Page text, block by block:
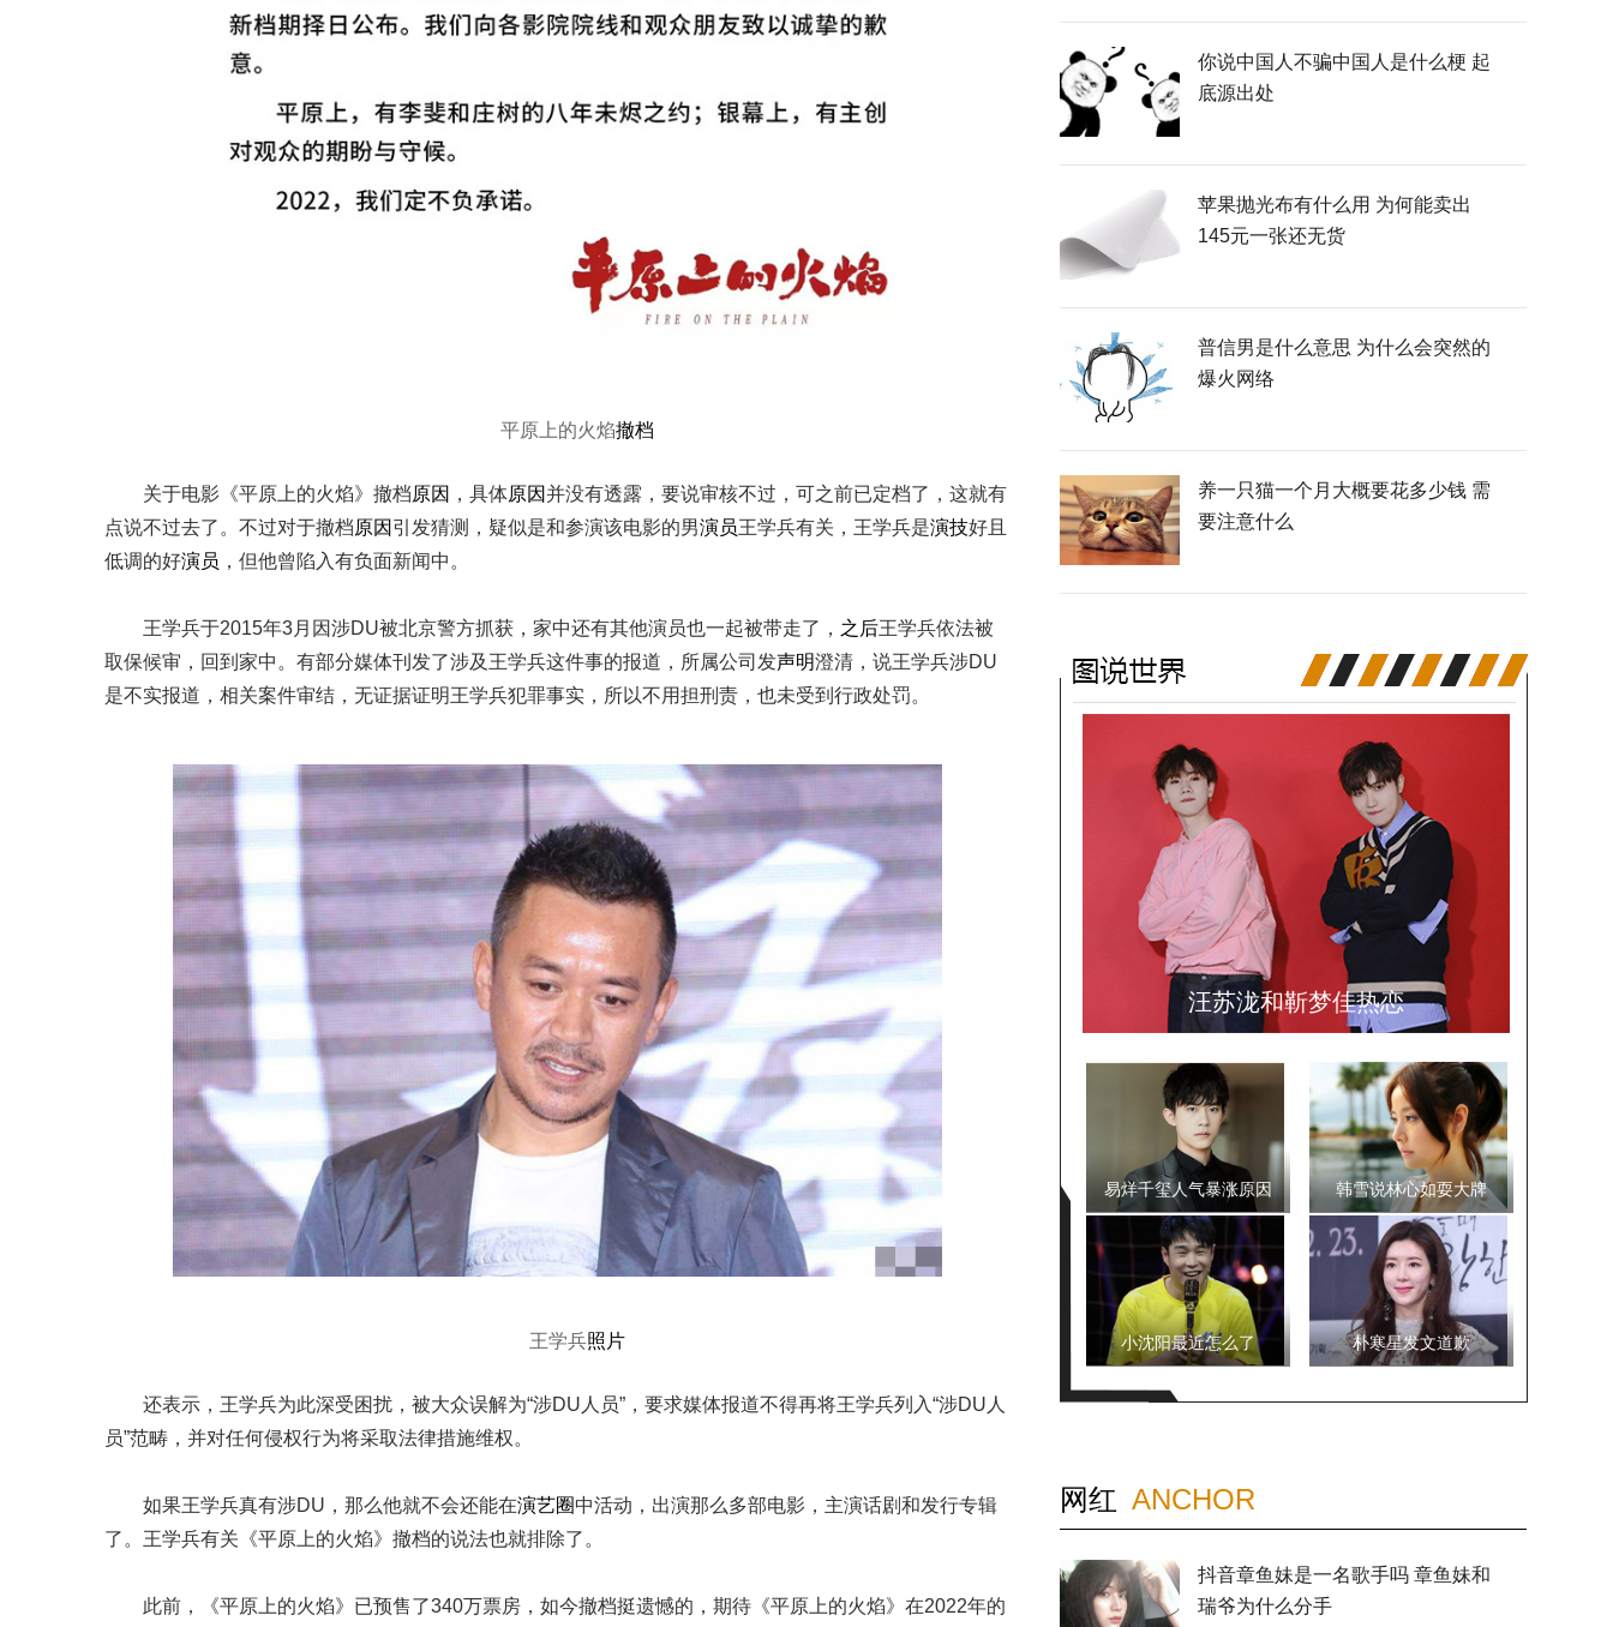
平原上的火焰撤档
关于电影《平原上的火焰》撤档原因 ，具体原因并没有透露，要说审核不过，可之前已定档了，这就有
点说不过去了。不过对于撤档原因 引发猜测，疑似是和参演该电影的男演员王学兵有关，王学兵是演技好且
低调的好演员 ，但他曾陷入有负面新闻中。
王学兵于2015年3月因涉DU被北京警方抓获，家中还有其他演员也一起被带走了， 之后王学兵依法被
取保候审，回到家中。有部分媒体刊发了涉及王学兵这件事的报道，所属公司发声明澄清，说王学兵涉DU
是不实报道，相关案件审结，无证据证明王学兵犯罪事实，所以不用担刑责，也未受到行政处罚。
王学兵照片
还表示，王学兵为此深受困扰，被大众误解为“涉DU人员”，要求媒体报道不得再将王学兵列入“涉DU人
员”范畴，并对任何侵权行为将采取法律措施维权。
如果王学兵真有涉DU，那么他就不会还能在演艺圈中活动，出演那么多部电影，主演话剧和发行专辑
了。王学兵有关《平原上的火焰》撤档的说法也就排除了。
此前，《平原上的火焰》已预售了340万票房，如今撤档挺遗憾的，期待《平原上的火焰》在2022年的
你说中国人不骗中国人是什么梗 起
底源出处
苹果抛光布有什么用 为何能卖出
145元一张还无货
普信男是什么意思 为什么会突然的
爆火网络
养一只猫一个月大概要花多少钱 需
要注意什么
汪苏泷和靳梦佳热恋
易烊千玺人气暴涨原因 韩雪说林心如耍大牌
小沈阳最近怎么了 朴寒星发文道歉
网红 ANCHOR
抖音章鱼妹是一名歌手吗 章鱼妹和
瑞爷为什么分手